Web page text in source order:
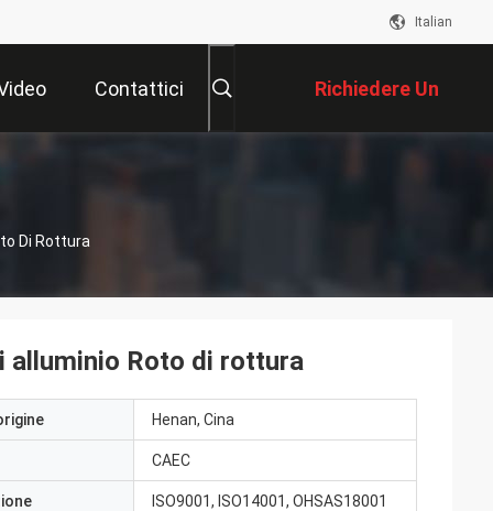
Italian
Contattici Richiedere Un
Preventivo
Di Rottura
alluminio Roto di rottura
Henan, Cina
CAEC
ISO9001, ISO14001, OHSAS18001